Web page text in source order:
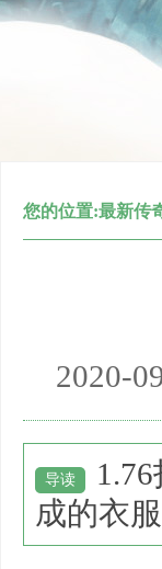
您的位置:最新传
2020-
导读
成的衣